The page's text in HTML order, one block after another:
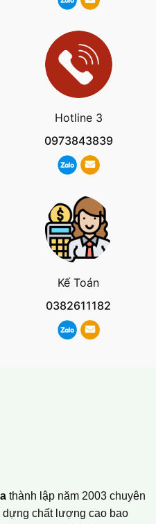
Hotline 3
0973843839
Kế Toán
0382611182
thành lập năm 2003 chuyên
dựng chất lượng cao bao